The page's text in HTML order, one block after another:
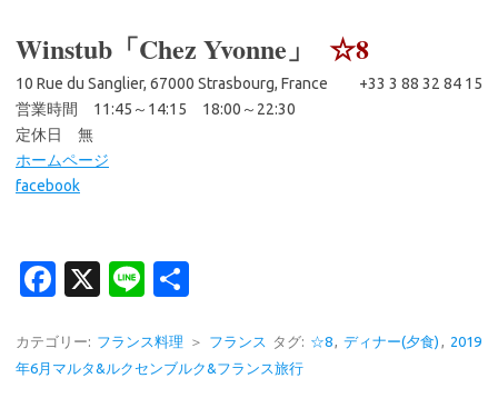
Winstub「Chez Yvonne」 ☆8
10 Rue du Sanglier, 67000 Strasbourg, France +33 3 88 32 84 15
営業時間 11:45～14:15 18:00～22:30
定休日 無
ホームページ
facebook
Fa
e
b
X
Li
e
カテゴリー: フランス料理 ＞ フランス タグ: ☆8, ディナー(夕食) , 2019
年6月マルタ&ルクセンブルク&フランス旅行